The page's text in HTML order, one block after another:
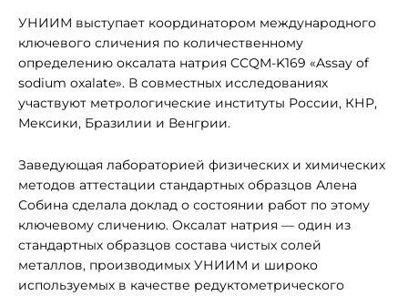
УНИИМ выступает координатором международного
ключевого сличения по количественному
определению оксалата натрия CCQM-K169 «Assay of
sodium oxalate». В совместных исследованиях
участвуют метрологические институты России, КНР,
Мексики, Бразилии и Венгрии.
Заведующая лабораторией физических и химических
методов аттестации стандартных образцов Алена
Собина сделала доклад о состоянии работ по этому
ключевому сличению. Оксалат натрия — один из
стандартных образцов состава чистых солей
металлов, производимых УНИИМ и широко
используемых в качестве редуктометрического